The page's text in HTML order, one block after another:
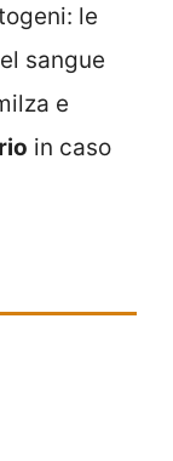
le
sangue
e
in caso